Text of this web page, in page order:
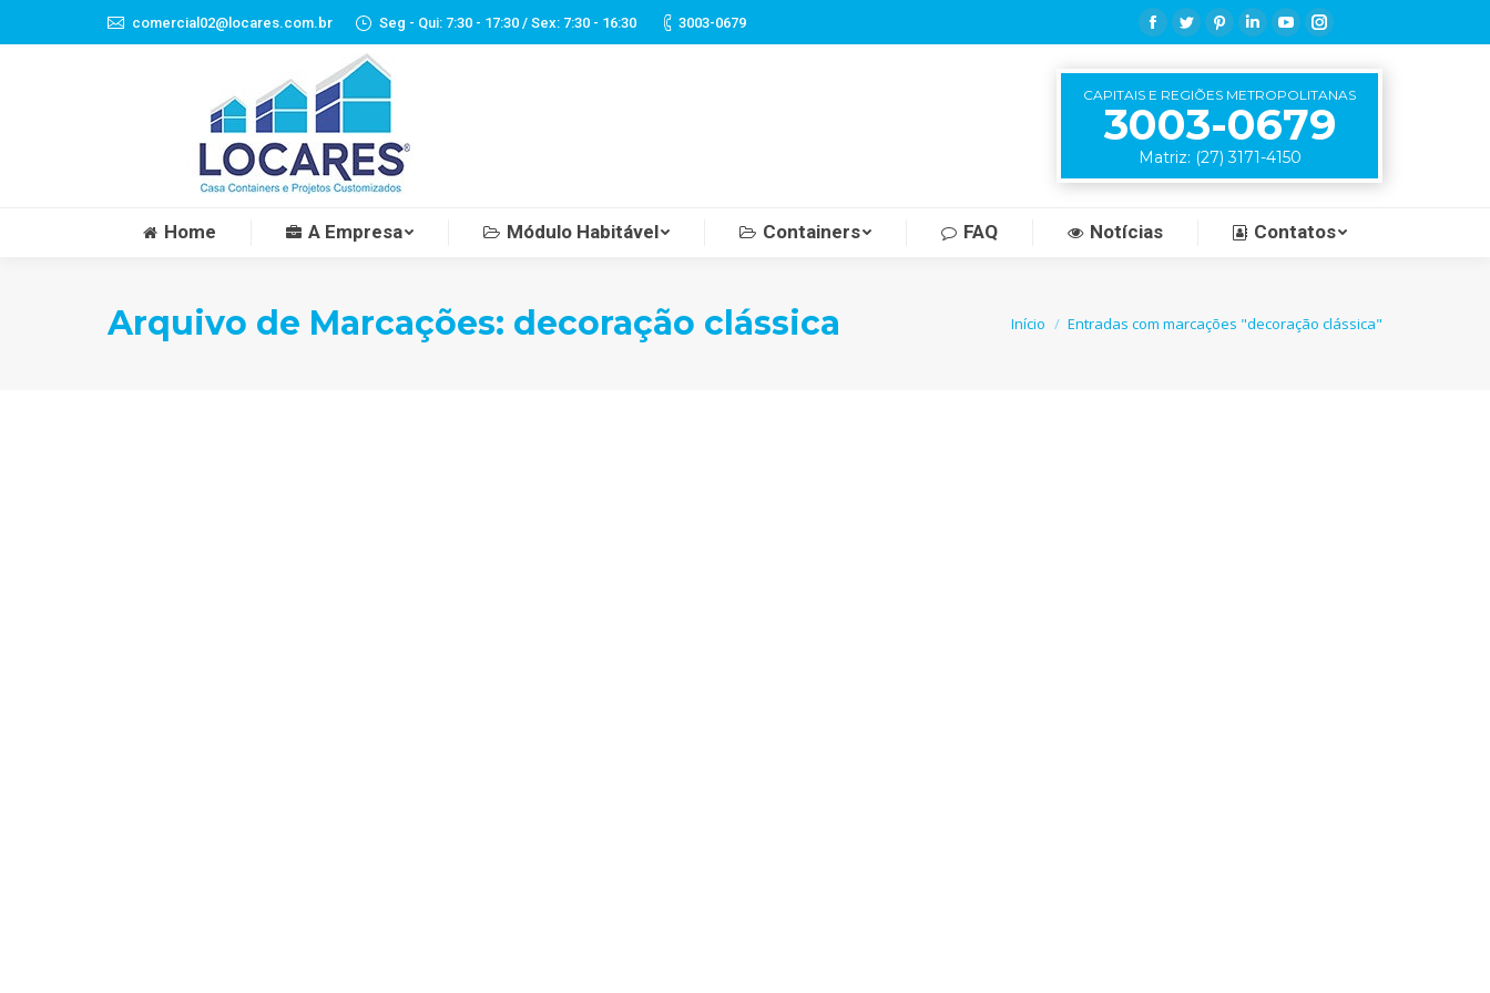
comercial02@locares.com.br Seg - Qui: 7:30 - 17:30 / Sex: 7:30 - 16:30 3003-0679
Facebook
TwitterPinterestLinkedinYouTubeInstagram
CAPITAIS E REGIÕES METROPOLITANAS
3003-0679
Matriz: (27) 3171-4150
Home A Empresa Módulo Habitável Containers FAQ Notícias Contatos
Arquivo de Marcações: decoração clássica Você está aqui:
Início Entradas com marcações "decoração clássica"
Home A Empresa Módulo Habitável Notícias Contatos